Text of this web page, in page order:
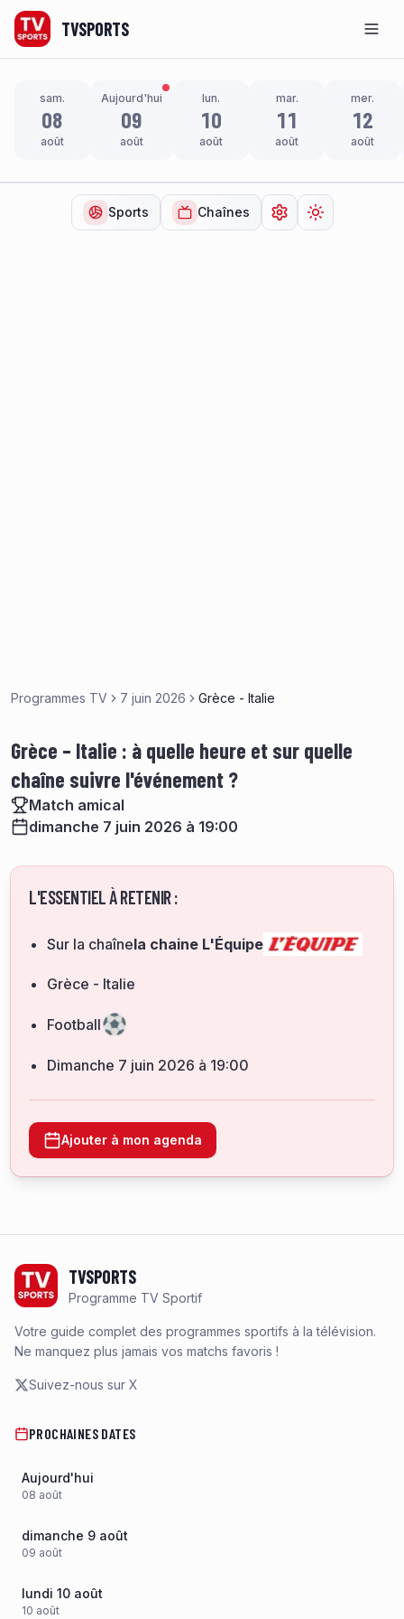
TVSPORTS
sam.
08
août
Aujourd'hui
09
août
lun.
10
août
mar.
11
août
mer.
12
août
Sports Chaînes Ouvrir lesChanger de
Programmes TV 7 juin 2026 Grèce - Italie
Grèce – Italie : à quelle heure et sur quelle
chaîne suivre l'événement ?
Match amical
dimanche 7 juin 2026 à 19:00
L'ESSENTIEL À RETENIR :
Sur la chaînela chaine L'Équipe
Grèce - Italie
Football
dimanche 7 juin 2026 à 19:00
Ajouter à mon agenda
TVSPORTS
Programme TV Sportif
Votre guide complet des programmes sportifs à la télévision.
Ne manquez plus jamais vos matchs favoris !
Suivez-nous sur X
PROCHAINES DATES
Aujourd'hui
08 août
dimanche 9 août
09 août
lundi 10 août
10 août